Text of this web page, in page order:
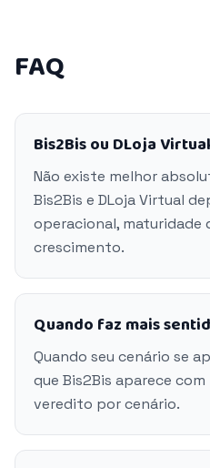
FAQ
Bis2Bis ou DLoja
Não existe melhor
Bis2Bis e DLoja Virtual
operacional, maturidade
crescimento.
Quando faz mais
Quando seu cenário se
que Bis2Bis aparece
veredito por cenário.